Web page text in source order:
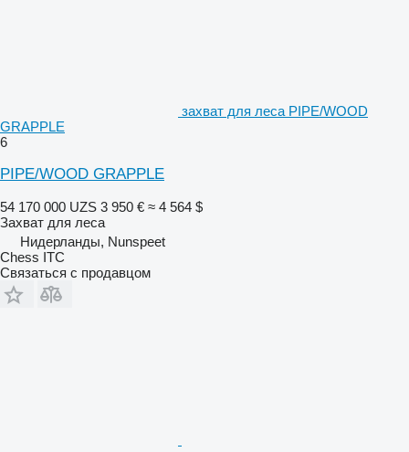
захват для леса PIPE/WOOD
GRAPPLE
6
PIPE/WOOD GRAPPLE
54 170 000 UZS 3 950 € ≈ 4 564 $
Захват для леса
Нидерланды, Nunspeet
Chess ITC
Связаться с продавцом